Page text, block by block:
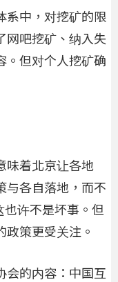
系中，对挖矿的限
网吧挖矿、纳入失
。但对个人挖矿确
味着北京让各地
与各自落地，而不
许不是坏事。但
策更受关注。
会的内容：中国互